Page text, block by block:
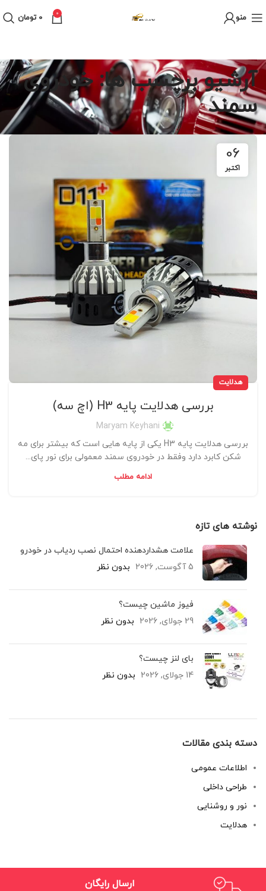
منو 0
0 تومان
آرشیو برچسب ها: خودروی
سمند
06
اکتبر
هدلایت
بررسی هدلایت پایه H3 (اچ سه)
Maryam Keyhani
بررسی هدلایت پایه H3 یکی از پایه هایی است که بیشتر برای مه
شکن کابرد دارد وفقط در خودروی سمند معمولی برای نور پای...
ادامه مطلب
نوشته های تازه
علامت هشداردهنده احتمال نصب ردیاب در خودرو
5 آگوست, 2026
بدون نظر
فیوز ماشین چیست؟
29 جولای, 2026
بدون نظر
بای لنز چیست؟
14 جولای, 2026
بدون نظر
دسته بندی مقالات
اطلاعات عمومی
طراحی داخلی
نور و روشنایی
هدلایت
ارسال رایگان